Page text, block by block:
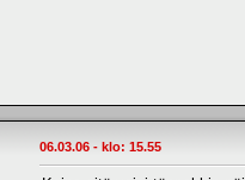
06.03.06 - klo: 15.55